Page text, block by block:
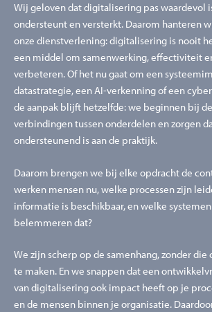
Wij geloven dat digitalisering pas waardevol
ondersteunt en versterkt. Daarom hanteren
onze dienstverlening: digitalisering is nooit
een middel om samenwerking, effectiviteit
verbeteren. Of het nu gaat om een
datastrategie, een AI-verkenning of een
de aanpak blijft hetzelfde: we beginnen bij
verbindingen tussen onderdelen en zorgen
ondersteunend is aan de praktijk.
Daarom brengen we bij elke opdracht de
werken mensen nu, welke processen zijn
informatie is beschikbaar, en welke
belemmeren dat?
We zijn scherp op de samenhang, zonder
te maken. En we snappen dat een
van digitalisering ook impact heeft op je
en de mensen binnen je organisatie.